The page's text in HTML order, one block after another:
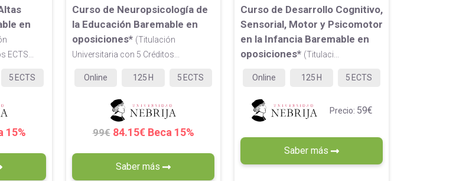
en
ECTS...
5 ECTS
15%
Curso de Neuropsicología de
la Educación Baremable en
oposiciones* (Titulación
Universitaria con 5 Créditos...
Online 125 H 5 ECTS
99€ 84.15€ Beca 15%
Saber más
Curso de Desarrollo Cognitivo,
Sensorial, Motor y Psicomotor
en la Infancia Baremable en
oposiciones* (Titulaci...
Online 125 H 5 ECTS
Precio: 59€
Saber más